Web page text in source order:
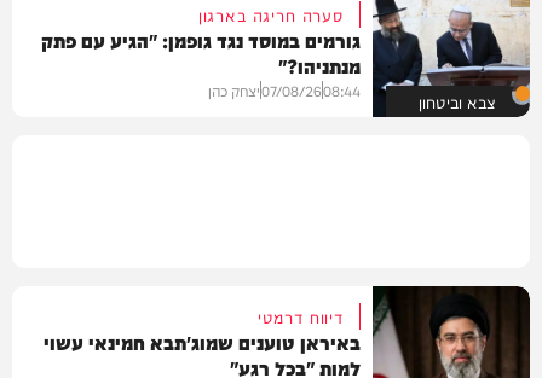
צבא וביטחון
סערה חריגה בארגון
גורמים במוסד נגד גופמן: "הגיע עם פתק
מנתניהו?"
08:44
07/08/26יצחק כהן
דיווח דרמטי
באיראן טוענים שמוג'תבא חמינאי עשוי
למות "בכל רגע"